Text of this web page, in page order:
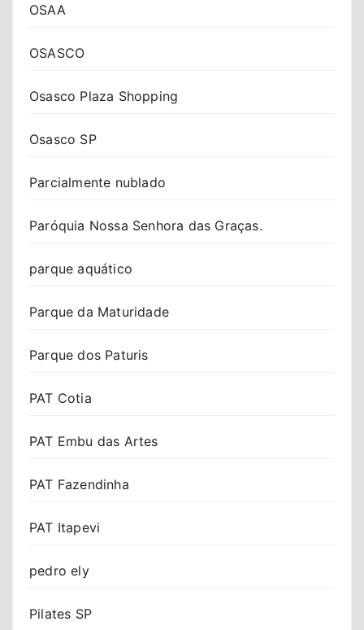
OSAA
OSASCO
Osasco Plaza Shopping
Osasco SP
Parcialmente nublado
Paróquia Nossa Senhora das Graças.
parque aquático
Parque da Maturidade
Parque dos Paturis
PAT Cotia
PAT Embu das Artes
PAT Fazendinha
PAT Itapevi
pedro ely
Pilates SP